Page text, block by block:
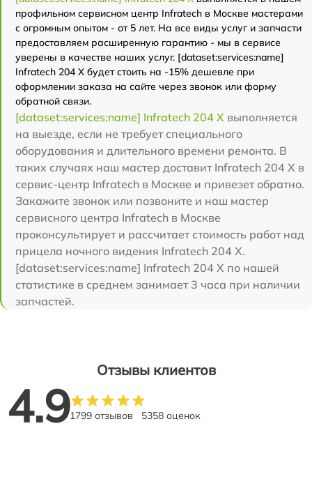
профильном сервисном центр Infratech в Москве мастерами
с огромным опытом - от 5 лет. На все виды услуг и запчасти
предоставляем расширенную гарантию - мы в сервисе
уверены в качестве наших услуг. [dataset:services:name]
Infratech 204 Х будет стоить на -15% дешевле при
оформлении заказа на сайте через звонок или форму
обратной связи.
[dataset:services:name] Infratech 204 Х выполняется
на выезде, если не требует специального
оборудования и длительного времени ремонта. В
таких случаях наш мастер доставит Infratech 204 Х в
сервис-центр Infratech в Москве и привезет обратно.
Закажите звонок или позвоните и наш мастер
сервисного центра Infratech в Москве
проконсультирует и рассчитает стоимость работ над
прицела ночного видения Infratech 204 Х.
[dataset:services:name] Infratech 204 Х по нашей
статистике в среднем занимает 3 часа при наличии
запчастей.
Отзывы клиентов
4.91799 отзывов 5358 оценок